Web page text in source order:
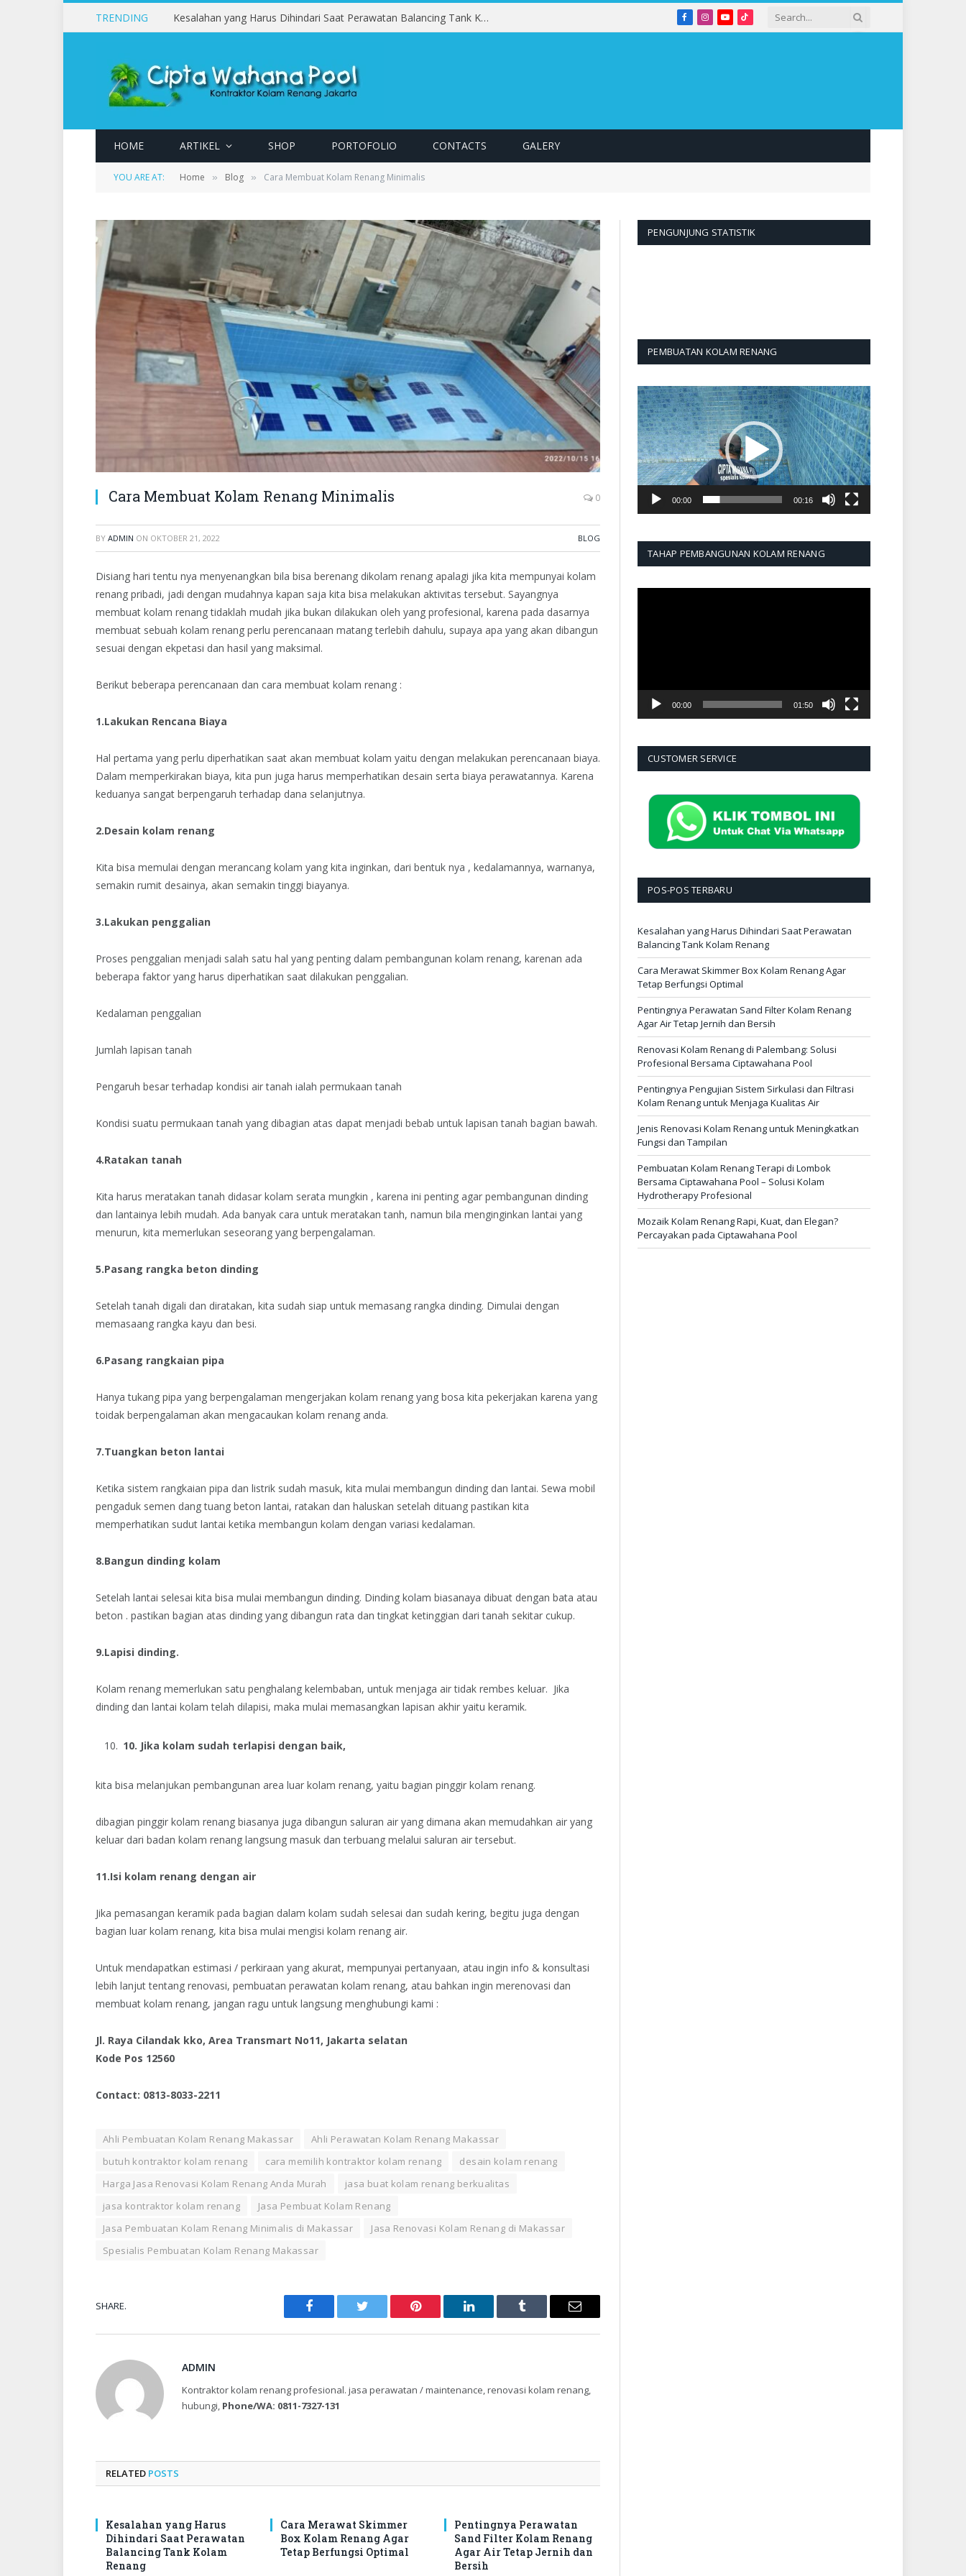
TRENDING Kesalahan yang Harus Dihindari Saat Perawatan Balancing Tank Kolam Renang Facebook
Instagram
YouTubeTikTok
HOME ARTIKEL SHOP PORTOFOLIO CONTACTS GALERY
YOU ARE AT: Home » Blog » Cara Membuat Kolam Renang Minimalis
Cara Membuat Kolam Renang Minimalis 0
BY ADMIN ON OKTOBER 21, 2022 BLOG
Disiang hari tentu nya menyenangkan bila bisa berenang dikolam renang apalagi jika kita mempunyai kolam
renang pribadi, jadi dengan mudahnya kapan saja kita bisa melakukan aktivitas tersebut. Sayangnya
membuat kolam renang tidaklah mudah jika bukan dilakukan oleh yang profesional, karena pada dasarnya
membuat sebuah kolam renang perlu perencanaan matang terlebih dahulu, supaya apa yang akan dibangun
sesuai dengan ekpetasi dan hasil yang maksimal.
Berikut beberapa perencanaan dan cara membuat kolam renang :
1.Lakukan Rencana Biaya
Hal pertama yang perlu diperhatikan saat akan membuat kolam yaitu dengan melakukan perencanaan biaya.
Dalam memperkirakan biaya, kita pun juga harus memperhatikan desain serta biaya perawatannya. Karena
keduanya sangat berpengaruh terhadap dana selanjutnya.
2.Desain kolam renang
Kita bisa memulai dengan merancang kolam yang kita inginkan, dari bentuk nya , kedalamannya, warnanya,
semakin rumit desainya, akan semakin tinggi biayanya.
3.Lakukan penggalian
Proses penggalian menjadi salah satu hal yang penting dalam pembangunan kolam renang, karenan ada
beberapa faktor yang harus diperhatikan saat dilakukan penggalian.
Kedalaman penggalian
Jumlah lapisan tanah
Pengaruh besar terhadap kondisi air tanah ialah permukaan tanah
Kondisi suatu permukaan tanah yang dibagian atas dapat menjadi bebab untuk lapisan tanah bagian bawah.
4.Ratakan tanah
Kita harus meratakan tanah didasar kolam serata mungkin , karena ini penting agar pembangunan dinding
dan lantainya lebih mudah. Ada banyak cara untuk meratakan tanh, namun bila menginginkan lantai yang
menurun, kita memerlukan seseorang yang berpengalaman.
5.Pasang rangka beton dinding
Setelah tanah digali dan diratakan, kita sudah siap untuk memasang rangka dinding. Dimulai dengan
memasaang rangka kayu dan besi.
6.Pasang rangkaian pipa
Hanya tukang pipa yang berpengalaman mengerjakan kolam renang yang bosa kita pekerjakan karena yang
toidak berpengalaman akan mengacaukan kolam renang anda.
7.Tuangkan beton lantai
Ketika sistem rangkaian pipa dan listrik sudah masuk, kita mulai membangun dinding dan lantai. Sewa mobil
pengaduk semen dang tuang beton lantai, ratakan dan haluskan setelah dituang pastikan kita
memperhatikan sudut lantai ketika membangun kolam dengan variasi kedalaman.
8.Bangun dinding kolam
Setelah lantai selesai kita bisa mulai membangun dinding. Dinding kolam biasanaya dibuat dengan bata atau
beton . pastikan bagian atas dinding yang dibangun rata dan tingkat ketinggian dari tanah sekitar cukup.
9.Lapisi dinding.
Kolam renang memerlukan satu penghalang kelembaban, untuk menjaga air tidak rembes keluar. Jika
dinding dan lantai kolam telah dilapisi, maka mulai memasangkan lapisan akhir yaitu keramik.
10. Jika kolam sudah terlapisi dengan baik,
kita bisa melanjukan pembangunan area luar kolam renang, yaitu bagian pinggir kolam renang.
dibagian pinggir kolam renang biasanya juga dibangun saluran air yang dimana akan memudahkan air yang
keluar dari badan kolam renang langsung masuk dan terbuang melalui saluran air tersebut.
11.Isi kolam renang dengan air
Jika pemasangan keramik pada bagian dalam kolam sudah selesai dan sudah kering, begitu juga dengan
bagian luar kolam renang, kita bisa mulai mengisi kolam renang air.
Untuk mendapatkan estimasi / perkiraan yang akurat, mempunyai pertanyaan, atau ingin info & konsultasi
lebih lanjut tentang renovasi, pembuatan perawatan kolam renang, atau bahkan ingin merenovasi dan
membuat kolam renang, jangan ragu untuk langsung menghubungi kami :
Jl. Raya Cilandak kko, Area Transmart No11, Jakarta selatan
Kode Pos 12560
Contact: 0813-8033-2211
Ahli Pembuatan Kolam Renang Makassar
Ahli Perawatan Kolam Renang Makassar
butuh kontraktor kolam renang
cara memilih kontraktor kolam renang
desain kolam renang
Harga Jasa Renovasi Kolam Renang Anda Murah
jasa buat kolam renang berkualitas
jasa kontraktor kolam renang
Jasa Pembuat Kolam Renang
Jasa Pembuatan Kolam Renang Minimalis di Makassar
Jasa Renovasi Kolam Renang di Makassar
Spesialis Pembuatan Kolam Renang Makassar
SHARE.
Facebook Twitter Pinterest LinkedIn Tumblr Email
ADMIN
Kontraktor kolam renang profesional. jasa perawatan / maintenance, renovasi kolam renang,
hubungi, Phone/WA: 0811-7327-131
RELATED POSTS
Kesalahan yang Harus
Dihindari Saat Perawatan
Balancing Tank Kolam
Renang
Cara Merawat Skimmer
Box Kolam Renang Agar
Tetap Berfungsi Optimal
Pentingnya Perawatan
Sand Filter Kolam Renang
Agar Air Tetap Jernih dan
Bersih
PENGUNJUNG STATISTIK
PEMBUATAN KOLAM RENANG
Pemutar
Video
00:00 00:16
TAHAP PEMBANGUNAN KOLAM RENANG
00:00 01:50
CUSTOMER SERVICE
POS-POS TERBARU
Kesalahan yang Harus Dihindari Saat Perawatan
Balancing Tank Kolam Renang
Cara Merawat Skimmer Box Kolam Renang Agar
Tetap Berfungsi Optimal
Pentingnya Perawatan Sand Filter Kolam Renang
Agar Air Tetap Jernih dan Bersih
Renovasi Kolam Renang di Palembang: Solusi
Profesional Bersama Ciptawahana Pool
Pentingnya Pengujian Sistem Sirkulasi dan Filtrasi
Kolam Renang untuk Menjaga Kualitas Air
Jenis Renovasi Kolam Renang untuk Meningkatkan
Fungsi dan Tampilan
Pembuatan Kolam Renang Terapi di Lombok
Bersama Ciptawahana Pool – Solusi Kolam
Hydrotherapy Profesional
Mozaik Kolam Renang Rapi, Kuat, dan Elegan?
Percayakan pada Ciptawahana Pool